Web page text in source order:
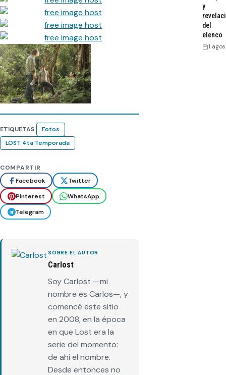
ETIQUETAS
Fotos
LOST 4ta Temporada
COMPARTIR
Facebook
Twitter
Pinterest
WhatsApp
Telegram
SOBRE EL AUTOR
Carlost
Soy Carlost —mi
nombre es Carlos—, y
comencé este sitio
en 2008, en la época
en que Lost era la
serie del momento:
de ahí el nombre.
Desde entonces no
y
del
elenco
1